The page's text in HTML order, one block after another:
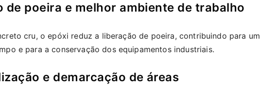
de poeira e melhor ambiente de trabalho
cru, o epóxi reduz a liberação de poeira, contribuindo para um
e para a conservação dos equipamentos industriais.
e demarcação de áreas